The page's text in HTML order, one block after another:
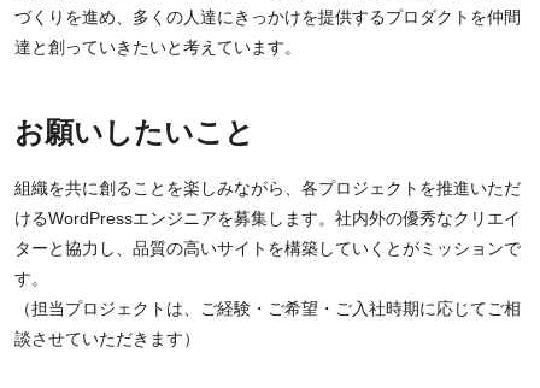
づくりを進め、多くの人達にきっかけを提供するプロダクトを仲間
達と創っていきたいと考えています。
お願いしたいこと
組織を共に創ることを楽しみながら、各プロジェクトを推進いただ
けるWordPressエンジニアを募集します。社内外の優秀なクリエイ
ターと協力し、品質の高いサイトを構築していくとがミッションで
す。
（担当プロジェクトは、ご経験・ご希望・ご入社時期に応じてご相
談させていただきます）